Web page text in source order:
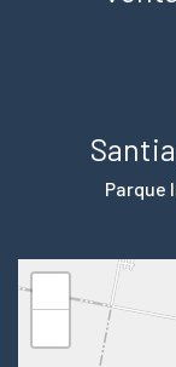
Parque